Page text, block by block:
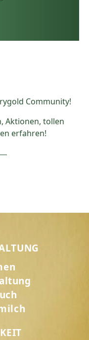
Community!
Aktionen, tollen
erfahren!